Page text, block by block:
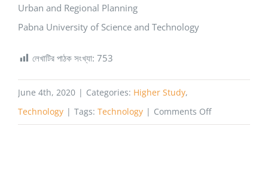
Urban and Regional Planning
Pabna University of Science and Technology
লেখাটির পাঠক সংখ্যা: 753
June 4th, 2020 | Categories: Higher Study,
Technology | Tags: Technology | Comments Offon